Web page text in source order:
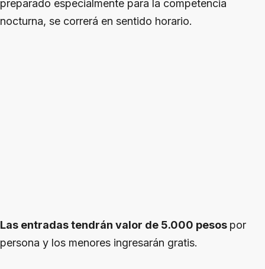
preparado especialmente para la competencia
nocturna, se correrá en sentido horario.
Las entradas tendrán valor de 5.000 pesos por
persona y los menores ingresarán gratis.